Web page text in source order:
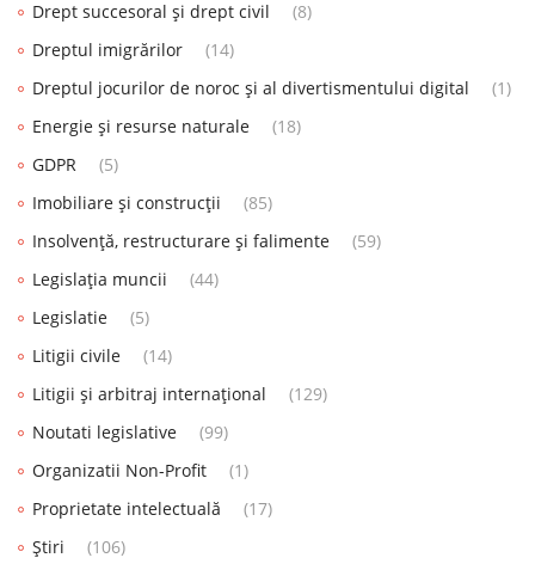
Drept succesoral și drept civil
(8)
Dreptul imigrărilor
(14)
Dreptul jocurilor de noroc și al divertismentului digital
(1)
Energie și resurse naturale
(18)
GDPR
(5)
Imobiliare și construcții
(85)
Insolvență, restructurare și falimente
(59)
Legislația muncii
(44)
Legislatie
(5)
Litigii civile
(14)
Litigii și arbitraj internațional
(129)
Noutati legislative
(99)
Organizatii Non-Profit
(1)
Proprietate intelectuală
(17)
Știri
(106)